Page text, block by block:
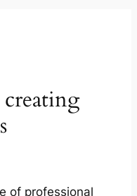
of professional